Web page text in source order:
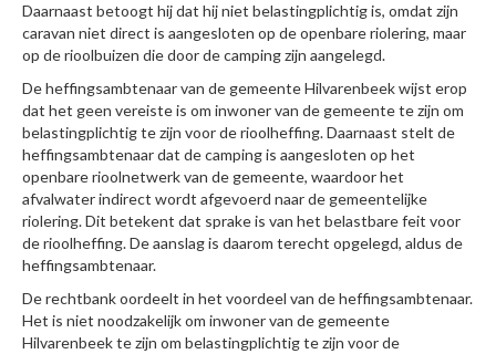
Daarnaast betoogt hij dat hij niet belastingplichtig is, omdat zijn
caravan niet direct is aangesloten op de openbare riolering, maar
op de rioolbuizen die door de camping zijn aangelegd.
De heffingsambtenaar van de gemeente Hilvarenbeek wijst erop
dat het geen vereiste is om inwoner van de gemeente te zijn om
belastingplichtig te zijn voor de rioolheffing. Daarnaast stelt de
heffingsambtenaar dat de camping is aangesloten op het
openbare rioolnetwerk van de gemeente, waardoor het
afvalwater indirect wordt afgevoerd naar de gemeentelijke
riolering. Dit betekent dat sprake is van het belastbare feit voor
de rioolheffing. De aanslag is daarom terecht opgelegd, aldus de
heffingsambtenaar.
De rechtbank oordeelt in het voordeel van de heffingsambtenaar.
Het is niet noodzakelijk om inwoner van de gemeente
Hilvarenbeek te zijn om belastingplichtig te zijn voor de